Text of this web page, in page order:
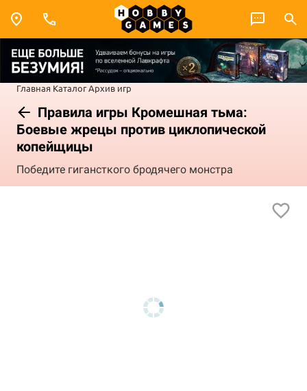
Главная КаталогАрхив игр
Правила игры Кромешная тьма:
Боевые жрецы против циклопической
копейщицы
Победите гигансткого бродячего монстра